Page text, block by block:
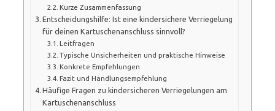
Kurze Zusammenfassung
Entscheidungshilfe: Ist eine kindersichere Verriegelung
für deinen Kartuschenanschluss sinnvoll?
Leitfragen
Typische Unsicherheiten und praktische Hinweise
Konkrete Empfehlungen
Fazit und Handlungsempfehlung
Häufige Fragen zu kindersicheren Verriegelungen am
Kartuschenanschluss